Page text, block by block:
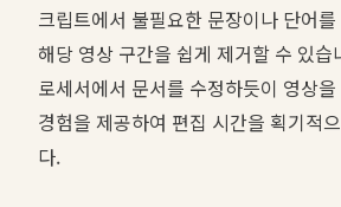
크립트에서 불필요한 문장이나 단어
해당 영상 구간을 쉽게 제거할 수 있습
로세서에서 문서를 수정하듯이 영상
경험을 제공하여 편집 시간을 획기적
다.